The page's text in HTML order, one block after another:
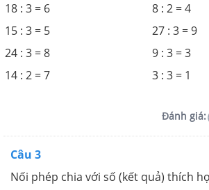
18 : 3 = 6
8 : 2 = 4
15 : 3 = 5
24 : 3 = 8
14 : 2 = 7
27 : 3 = 9
9 : 3 = 3
3 : 3 = 1
Đánh giá:
Câu 3
Nối phép chia với số (kết quả) thích